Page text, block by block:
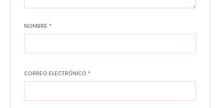
NOMBRE*
CORREO ELECTRÓNICO*